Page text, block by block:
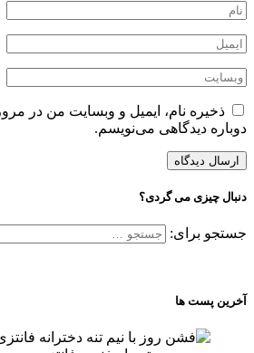
ذخیره نام، ایمیل و وبسایت من در
دوباره دیدگاهی می‌نویسم.
دنبال چیزی می گردی؟
جستجو برای:
آخرین پست ها